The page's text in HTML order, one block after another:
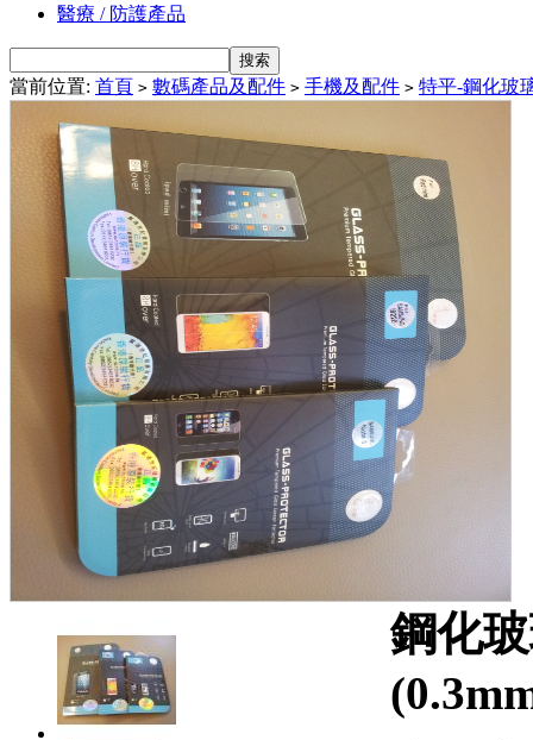
醫療 / 防護產品
當前位置: 首頁 > 數碼產品及配件 > 手機及配件 > 特平-鋼化玻
鋼化